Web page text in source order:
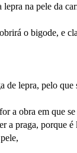
na pele da
o bigode, e
lepra, pelo que
a obra em que
a praga, porque